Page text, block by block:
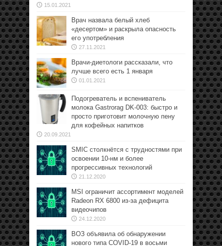
15.01.2021
Врач назвала белый хлеб
«десертом» и раскрыла опасность
его употребления
27.11.2021
Врачи-диетологи рассказали, что
лучше всего есть 1 января
01.01.2021
Подогреватель и вспениватель
молока Gastrorag DK-003: быстро и
просто приготовит молочную пену
для кофейных напитков
20.09.2021
SMIC столкнётся с трудностями при
освоении 10-нм и более
прогрессивных технологий
21.12.2020
MSI ограничит ассортимент моделей
Radeon RX 6800 из-за дефицита
видеочипов
24.12.2020
ВОЗ объявила об обнаружении
нового типа COVID-19 в восьми